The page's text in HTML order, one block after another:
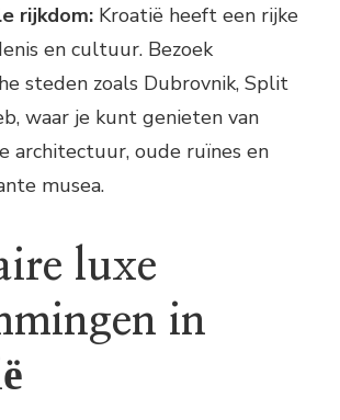
rijkdom: Kroatië heeft een rijke
en cultuur. Bezoek
steden zoals Dubrovnik, Split
waar je kunt genieten van
architectuur, oude ruïnes en
musea.
luxe
in